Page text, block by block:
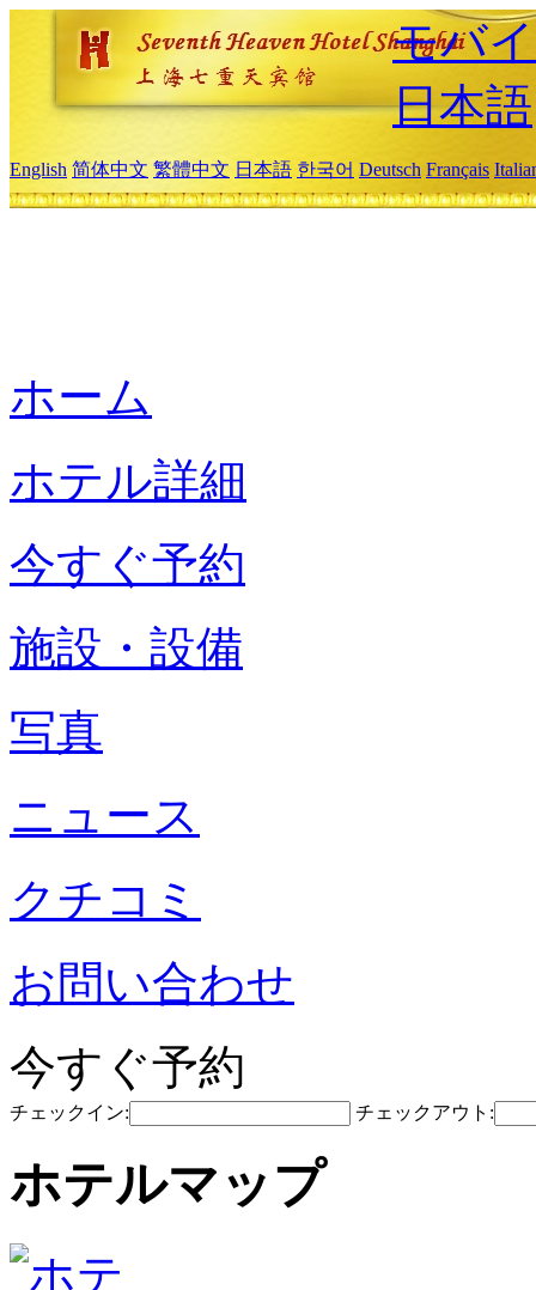
モバ
日本語
English 简体中文 繁體中文 日本語 한국어 Deutsch Français
ホーム
ホテル詳細
今すぐ予約
施設・設備
写真
ニュース
クチコミ
お問い合わせ
今すぐ予約
チェックイン: チェックアウト:
ホテルマップ